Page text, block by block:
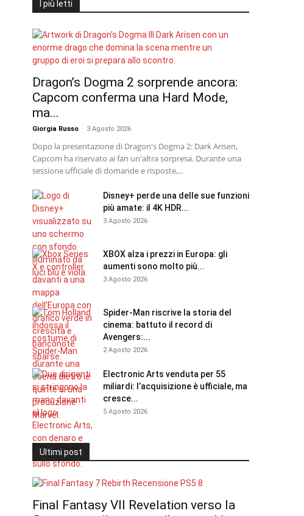
I più letti
Dragon’s Dogma 2 sorprende ancora:
Capcom conferma una Hard Mode,
ma...
Giorgia Russo - 3 Agosto 2026
Dopo la presentazione di Dragon's Dogma 2: Dark Arisen,
Capcom ha riservato ai fan un'altra sorpresa. Durante una
sessione ufficiale di domande e risposte,...
Disney+ perde una delle sue funzioni
più amate: il 4K HDR...
3 Agosto 2026
XBOX alza i prezzi in Europa: gli
aumenti sono molto più...
3 Agosto 2026
Spider-Man riscrive la storia del
cinema: battuto il record di
Avengers:...
2 Agosto 2026
Electronic Arts venduta per 55
miliardi: l’acquisizione è ufficiale, ma
cresce...
5 Agosto 2026
Ultimi post
Final Fantasy VII Revelation verso la